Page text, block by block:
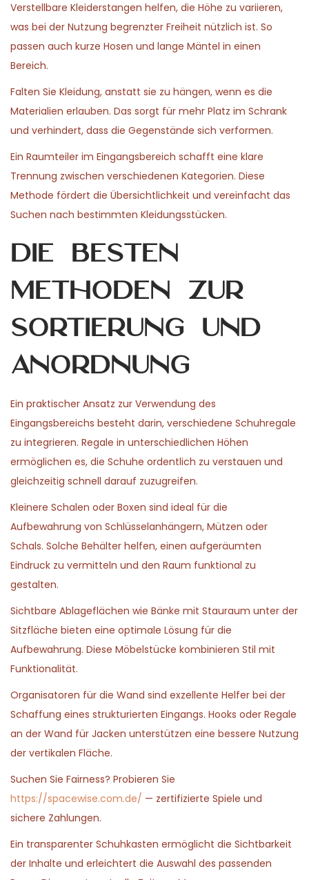
Verstellbare Kleiderstangen helfen, die Höhe zu variieren,
was bei der Nutzung begrenzter Freiheit nützlich ist. So
passen auch kurze Hosen und lange Mäntel in einen
Bereich.
Falten Sie Kleidung, anstatt sie zu hängen, wenn es die
Materialien erlauben. Das sorgt für mehr Platz im Schrank
und verhindert, dass die Gegenstände sich verformen.
Ein Raumteiler im Eingangsbereich schafft eine klare
Trennung zwischen verschiedenen Kategorien. Diese
Methode fördert die Übersichtlichkeit und vereinfacht das
Suchen nach bestimmten Kleidungsstücken.
Die besten
Methoden zur
Sortierung und
Anordnung
Ein praktischer Ansatz zur Verwendung des
Eingangsbereichs besteht darin, verschiedene Schuhregale
zu integrieren. Regale in unterschiedlichen Höhen
ermöglichen es, die Schuhe ordentlich zu verstauen und
gleichzeitig schnell darauf zuzugreifen.
Kleinere Schalen oder Boxen sind ideal für die
Aufbewahrung von Schlüsselanhängern, Mützen oder
Schals. Solche Behälter helfen, einen aufgeräumten
Eindruck zu vermitteln und den Raum funktional zu
gestalten.
Sichtbare Ablageflächen wie Bänke mit Stauraum unter der
Sitzfläche bieten eine optimale Lösung für die
Aufbewahrung. Diese Möbelstücke kombinieren Stil mit
Funktionalität.
Organisatoren für die Wand sind exzellente Helfer bei der
Schaffung eines strukturierten Eingangs. Hooks oder Regale
an der Wand für Jacken unterstützen eine bessere Nutzung
der vertikalen Fläche.
Suchen Sie Fairness? Probieren Sie
https://spacewise.com.de/ — zertifizierte Spiele und
sichere Zahlungen.
Ein transparenter Schuhkasten ermöglicht die Sichtbarkeit
der Inhalte und erleichtert die Auswahl des passenden